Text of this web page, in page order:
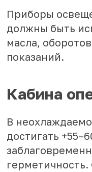
Приборы
должны быть
масла,
показаний.
Кабина
В
достигать